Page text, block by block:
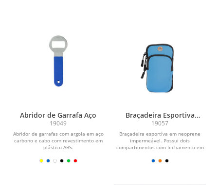
Abridor de Garrafa Aço
19049
Abridor de garrafas com argola em aço
carbono e cabo com revestimento em
plástico ABS.
Braçadeira Esportiva
Neoprene
19057
Braçadeira esportiva em neoprene
impermeável. Possui dois
compartimentos com fechamento em